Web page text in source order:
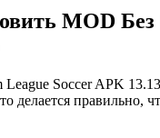
MOD
League Soccer APK
делается правильно,